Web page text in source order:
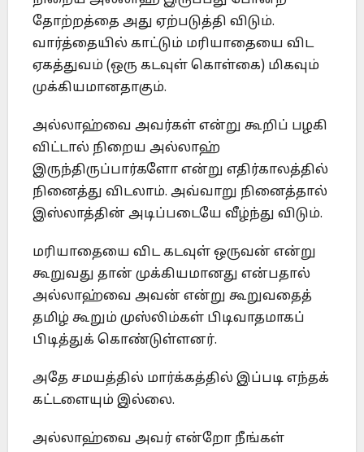
தோற்றத்தை அது ஏற்படுத்தி விடும்.
வார்த்தையில் காட்டும் மரியாதையை விட
ஏகத்துவம் (ஒரு கடவுள் கொள்கை) மிகவும்
முக்கியமானதாகும்.
அல்லாஹ்வை அவர்கள் என்று கூறிப் பழகி
விட்டால் நிறைய அல்லாஹ்
இருந்திருப்பார்களோ என்று எதிர்காலத்தில்
நினைத்து விடலாம். அவ்வாறு நினைத்தால்
இஸ்லாத்தின் அடிப்படையே வீழ்ந்து விடும்.
மரியாதையை விட கடவுள் ஒருவன் என்று
கூறுவது தான் முக்கியமானது என்பதால்
அல்லாஹ்வை அவன் என்று கூறுவதைத்
தமிழ் கூறும் முஸ்லிம்கள் பிடிவாதமாகப்
பிடித்துக் கொண்டுள்ளனர்.
அதே சமயத்தில் மார்க்கத்தில் இப்படி எந்தக்
கட்டளையும் இல்லை.
அல்லாஹ்வை அவர் என்றோ நீங்கள்